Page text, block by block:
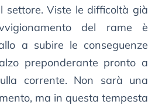
settore. Viste le difficoltà già
del rame è
a subire le conseguenze
preponderante pronto a
corrente. Non sarà una
ma in questa tempesta